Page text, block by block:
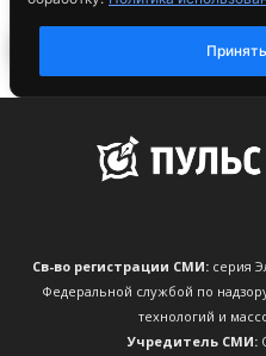
Св-во регистрации СМИ:серия
Федеральной службой по
технологий и
Учредитель СМИ: